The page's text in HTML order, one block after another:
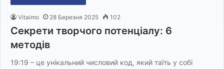
Vitaimo 28 Березня 2025 102
Секрети творчого потенціалу: 6
методів
19:19 – це унікальний числовий код, який таїть у собі